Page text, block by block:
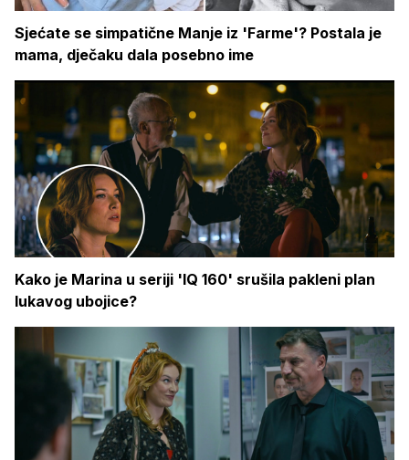
Sjećate se simpatične Manje iz 'Farme'? Postala je
mama, dječaku dala posebno ime
Kako je Marina u seriji 'IQ 160' srušila pakleni plan
lukavog ubojice?